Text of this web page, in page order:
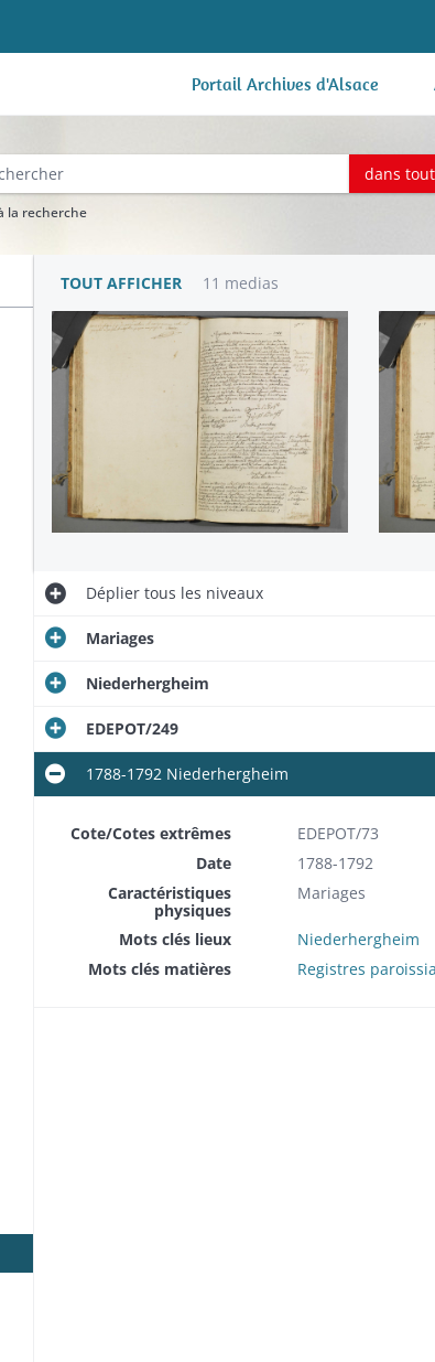
Portail Archives d'Alsace
dans
la recherche
TOUT AFFICHER 11 medias
Dépliertous les niveaux
Mariages
Niederhergheim
EDEPOT/249
1788-1792 Niederhergheim
Cote/Cotes extrêmes
EDEPOT/73
Date
1788-1792
Caractéristiques
physiques
Mariages
Mots clés lieux
Niederhergheim
Mots clés matières
Registres